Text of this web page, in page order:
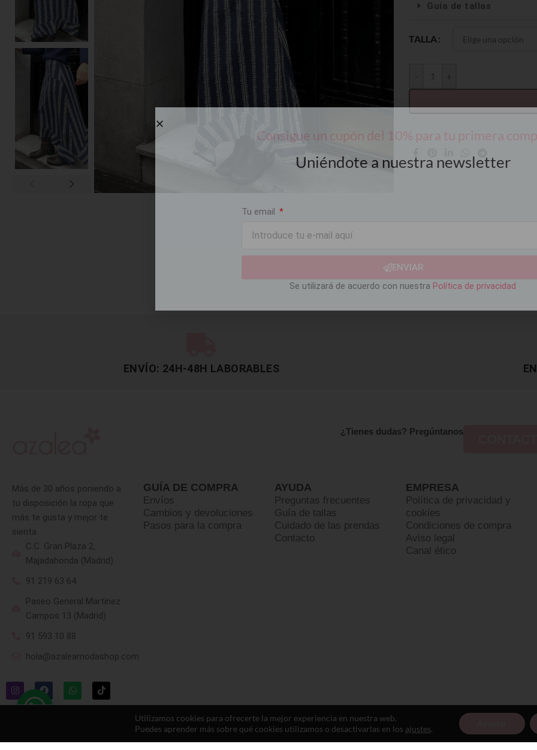
Guía de tallas
TALLA
+
ENVÍO: 24H-48H LABORABLES
¿Tienes dudas? Pregúntanos
Más de 30 años poniendo a
tu disposición la ropa que
más te gusta y mejor te
sienta
C.C. Gran Plaza 2,
Majadahonda (Madrid)
91 219 63 64
Paseo General Martínez
Campos 13 (Madrid)
91 593 10 88
hola@azaleamodashop.com
GUÍA DE COMPRA
Envíos
Cambios y devoluciones
Pasos para la compra
AYUDA
Preguntas frecuentes
Guía de tallas
Cuidado de las prendas
Contacto
EMPRESA
Política de privacidad y
cookies
Condiciones de compra
Aviso legal
Canal ético
Utilizamos cookies para ofrecerte la mejor experiencia en nuestra web.
Puedes aprender más sobre qué cookies utilizamos o desactivarlas en los ajustes.
Consigue un cupón del 10% para tu primera
Uniéndote a nuestra newsletter
Tu email
ENVIAR
Se utilizará de acuerdo con nuestra Política de privacidad